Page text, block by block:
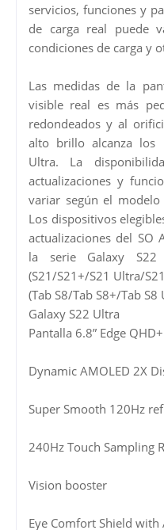
servicios, funciones y
de carga real puede
condiciones de carga y
Las medidas de la
visible real es más
redondeados y al
alto brillo alcanza los
Ultra. La
actualizaciones y
variar según el
Los dispositivos
actualizaciones del SO
la serie Galaxy S22
(S21/S21+/S21 Ultra/
(Tab S8/Tab S8+/Tab S8
Galaxy S22 Ultra
Pantalla 6.8” Edge QHD+
Dynamic AMOLED 2X
Super Smooth 120Hz
240Hz Touch Sampling
Vision booster
Eye Comfort Shield